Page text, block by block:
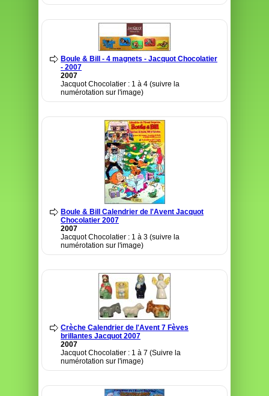
Boule & Bill - 4 magnets - Jacquot Chocolatier
- 2007
2007
Jacquot Chocolatier : 1 à 4 (suivre la
numérotation sur l'image)
Boule & Bill Calendrier de l'Avent Jacquot
Chocolatier 2007
2007
Jacquot Chocolatier : 1 à 3 (suivre la
numérotation sur l'image)
Crèche Calendrier de l'Avent 7 Fèves
brillantes Jacquot 2007
2007
Jacquot Chocolatier : 1 à 7 (Suivre la
numérotation sur l'image)